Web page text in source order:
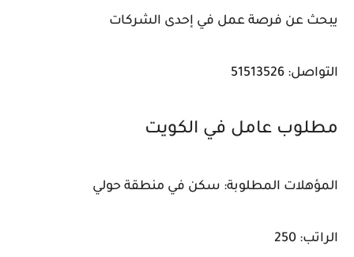
يبحث عن فرصة عمل في إحدى الشركات
التواصل: 51513526
مطلوب عامل في الكويت
المؤهلات المطلوبة: سكن في منطقة حولي
الراتب: 250